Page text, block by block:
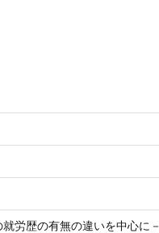
労歴の有無の違いを中心に－